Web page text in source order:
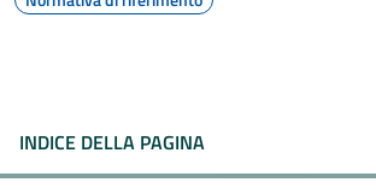
INDICE DELLA PAGINA